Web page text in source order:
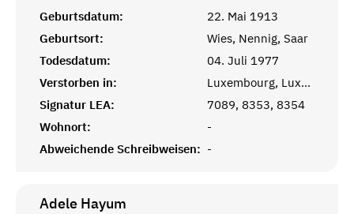
Geburtsdatum:
22. Mai 1913
Geburtsort:
Wies, Nennig, Saar
Todesdatum:
04. Juli 1977
Verstorben in:
Luxembourg, Luxembourg
Signatur LEA:
7089, 8353, 8354
Wohnort:
-
Abweichende Schreibweisen: -
Adele Hayum